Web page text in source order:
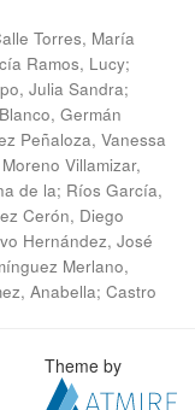
Torres, María
Ramos, Lucy;
Julia Sandra;
Germán
Peñaloza, Vanessa
Moreno Villamizar,
de la; Ríos García,
Cerón, Diego
Hernández, José
Merlano,
Anabella; Castro
Theme by